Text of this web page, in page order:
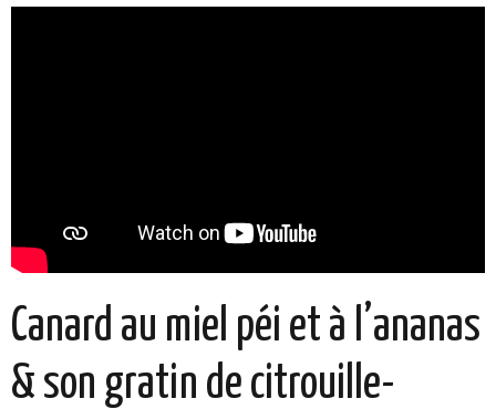
Canard au miel péi et à l’ananas
& son gratin de citrouille-